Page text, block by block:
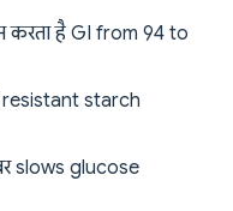
करता है GI from 94 to
resistant starch
slows glucose